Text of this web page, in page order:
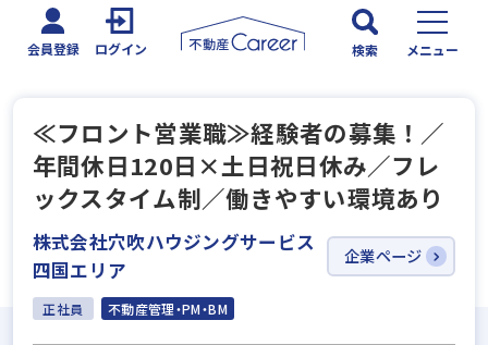
会員登録 ログイン 検索 メニュー
≪フロント営業職≫経験者の募集！／
年間休日120日×土日祝日休み／フレ
ックスタイム制／働きやすい環境あり
株式会社穴吹ハウジングサービス
四国エリア
企業ページ
正社員 不動産管理・PM・BM